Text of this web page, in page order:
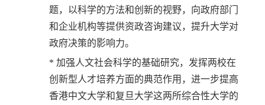
题，以科学的方法和创新的视野，向政府部门
和企业机构等提供资政咨询建议，提升大学对
政府决策的影响力。
* 加强人文社会科学的基础研究，发挥两校在
创新型人才培养方面的典范作用，进一步提高
香港中文大学和复旦大学这两所综合性大学的